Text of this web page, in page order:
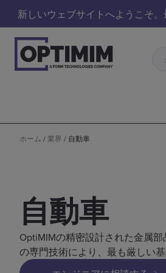
新しいウェブサイトへようこそ
ホーム /業界 / 自動車
自動車
OptiMIMの精密設計された金属
の専門技術により、最も厳しい基